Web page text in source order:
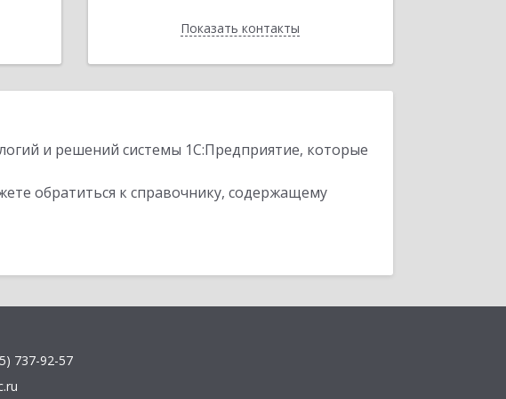
Показать контакты
Назад
и решений системы 1С:Предприятие, которые
обратиться к справочнику, содержащему
737-92-57